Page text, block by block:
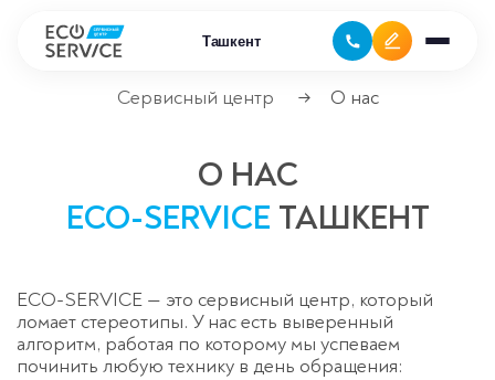
Ташкент
Ремонт крупно бытовой техники
Ремонт офисной техники
Сервисный центр → О нас
О НАС
ECO-SERVICE ТАШКЕНТ
ECO-SERVICE — это сервисный центр, который
ломает стереотипы. У нас есть выверенный
алгоритм, работая по которому мы успеваем
починить любую технику в день обращения: